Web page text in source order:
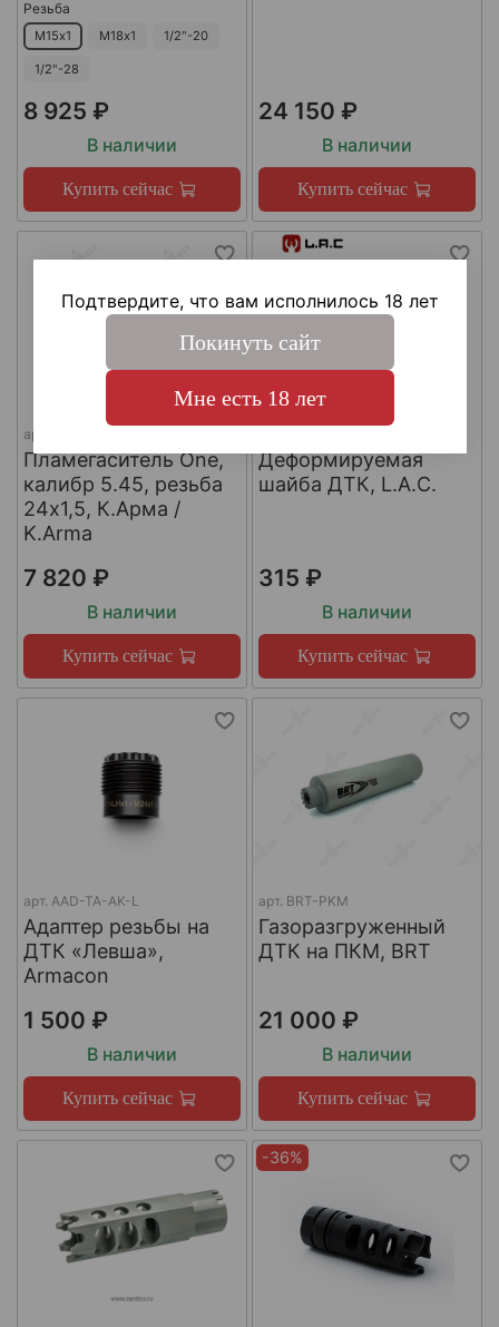
Резьба
М15х1 М18х1 1/2"-20
1/2"-28
8 925 ₽
В наличии
Купить сейчас
24 150 ₽
В наличии
Купить сейчас
арт.
Пламегаситель One,
калибр 5.45, резьба
24х1,5, К.Арма /
K.Arma
7 820 ₽
В наличии
Купить сейчас
Деформируемая
шайба ДТК, L.A.C.
315 ₽
В наличии
Купить сейчас
арт. AAD-TA-AK-L
Адаптер резьбы на
ДТК «Левша»,
Armacon
1 500 ₽
В наличии
Купить сейчас
арт. BRT-PKM
Газоразгруженный
ДТК на ПКМ, BRT
21 000 ₽
В наличии
Купить сейчас
-36%
Подтвердите, что вам исполнилось 18 лет
Покинуть сайт
Мне есть 18 лет